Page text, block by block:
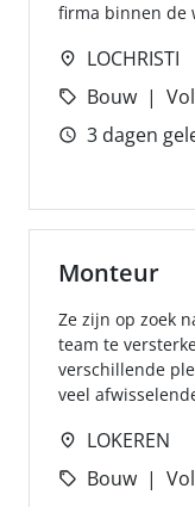
firma binnen de
LOCHRISTI
Bouw
3 dagen
Monteur
Ze zijn op zoek
team te
verschillende
veel
LOKEREN
Bouw